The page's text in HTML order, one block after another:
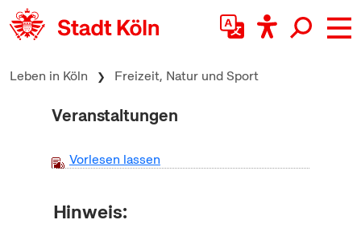
zum Inhalt springen
Leben in Köln Freizeit, Natur und Sport
Veranstaltungen
Vorlesen lassen
Hinweis: